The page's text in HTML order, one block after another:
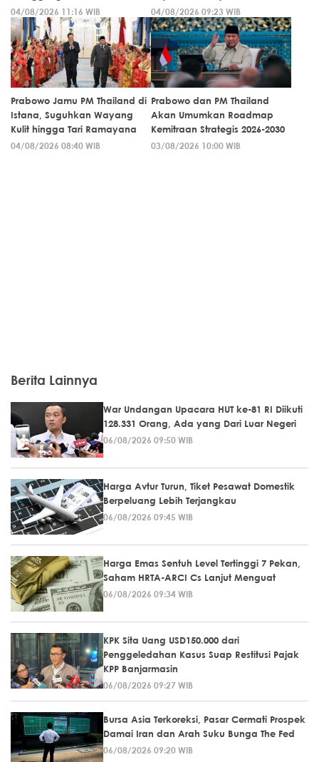
04/08/2026 11:16 WIB
04/08/2026 09:23 WIB
Prabowo Jamu PM Thailand di
Istana, Suguhkan Wayang
Kulit hingga Tari Ramayana
04/08/2026 08:40 WIB
Prabowo dan PM Thailand
Akan Umumkan Roadmap
Kemitraan Strategis 2026-2030
03/08/2026 10:00 WIB
Berita Lainnya
War Undangan Upacara HUT ke-81 RI Diikuti
128.331 Orang, Ada yang Dari Luar Negeri
06/08/2026 09:50 WIB
Harga Avtur Turun, Tiket Pesawat Domestik
Berpeluang Lebih Terjangkau
06/08/2026 09:45 WIB
Harga Emas Sentuh Level Tertinggi 7 Pekan,
Saham HRTA-ARCI Cs Lanjut Menguat
06/08/2026 09:34 WIB
KPK Sita Uang USD150.000 dari
Penggeledahan Kasus Suap Restitusi Pajak
KPP Banjarmasin
06/08/2026 09:27 WIB
Bursa Asia Terkoreksi, Pasar Cermati Prospek
Damai Iran dan Arah Suku Bunga The Fed
06/08/2026 09:20 WIB